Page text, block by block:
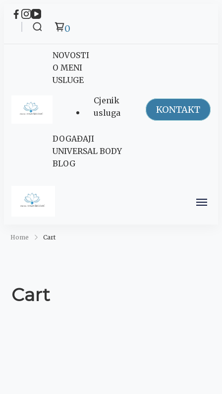
0
Maja Šegović
Ananda
NOVOSTI
O MENI
USLUGE
Cjenik
usluga
DOGAĐAJI
UNIVERSAL BODY
BLOG
KONTAKT
Ananda
Home Cart
Cart